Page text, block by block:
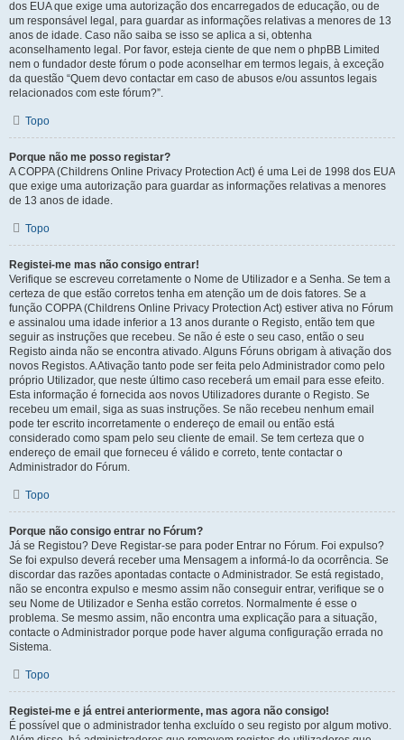
dos EUA que exige uma autorização dos encarregados de educação, ou de
um responsável legal, para guardar as informações relativas a menores de 13
anos de idade. Caso não saiba se isso se aplica a si, obtenha
aconselhamento legal. Por favor, esteja ciente de que nem o phpBB Limited
nem o fundador deste fórum o pode aconselhar em termos legais, à exceção
da questão “Quem devo contactar em caso de abusos e/ou assuntos legais
relacionados com este fórum?”.
Topo
Porque não me posso registar?
A COPPA (Childrens Online Privacy Protection Act) é uma Lei de 1998 dos EUA
que exige uma autorização para guardar as informações relativas a menores
de 13 anos de idade.
Topo
Registei-me mas não consigo entrar!
Verifique se escreveu corretamente o Nome de Utilizador e a Senha. Se tem a
certeza de que estão corretos tenha em atenção um de dois fatores. Se a
função COPPA (Childrens Online Privacy Protection Act) estiver ativa no Fórum
e assinalou uma idade inferior a 13 anos durante o Registo, então tem que
seguir as instruções que recebeu. Se não é este o seu caso, então o seu
Registo ainda não se encontra ativado. Alguns Fóruns obrigam à ativação dos
novos Registos. A Ativação tanto pode ser feita pelo Administrador como pelo
próprio Utilizador, que neste último caso receberá um email para esse efeito.
Esta informação é fornecida aos novos Utilizadores durante o Registo. Se
recebeu um email, siga as suas instruções. Se não recebeu nenhum email
pode ter escrito incorretamente o endereço de email ou então está
considerado como spam pelo seu cliente de email. Se tem certeza que o
endereço de email que forneceu é válido e correto, tente contactar o
Administrador do Fórum.
Topo
Porque não consigo entrar no Fórum?
Já se Registou? Deve Registar-se para poder Entrar no Fórum. Foi expulso?
Se foi expulso deverá receber uma Mensagem a informá-lo da ocorrência. Se
discordar das razões apontadas contacte o Administrador. Se está registado,
não se encontra expulso e mesmo assim não conseguir entrar, verifique se o
seu Nome de Utilizador e Senha estão corretos. Normalmente é esse o
problema. Se mesmo assim, não encontra uma explicação para a situação,
contacte o Administrador porque pode haver alguma configuração errada no
Sistema.
Topo
Registei-me e já entrei anteriormente, mas agora não consigo!
É possível que o administrador tenha excluído o seu registo por algum motivo.